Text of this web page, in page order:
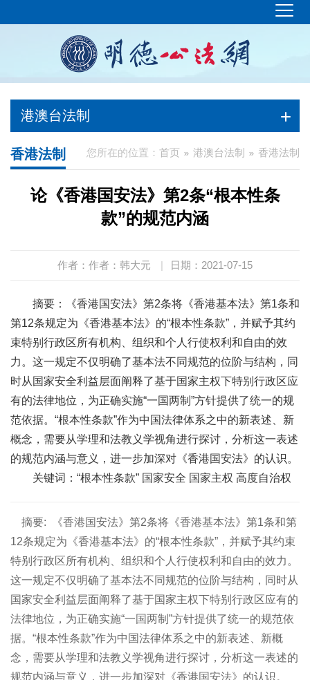
港澳台法制
您所在的位置： 首页 港澳台法制 香港法制
香港法制
论《香港国安法》第2条“根本性条
款”的规范内涵
作者：作者：韩大元 | 日期：2021-07-15
摘要：《香港国安法》第2条将《香港基本法》第1条和
第12条规定为《香港基本法》的“根本性条款”，并赋予其约
束特别行政区所有机构、组织和个人行使权利和自由的效
力。这一规定不仅明确了基本法不同规范的位阶与结构，同
时从国家安全利益层面阐释了基于国家主权下特别行政区应
有的法律地位，为正确实施“一国两制”方针提供了统一的规
范依据。“根本性条款”作为中国法律体系之中的新表述、新
概念，需要从学理和法教义学视角进行探讨，分析这一表述
的规范内涵与意义，进一步加深对《香港国安法》的认识。
关键词：“根本性条款” 国家安全 国家主权 高度自治权
摘要:
《香港国安法》第2条将《香港基本法》第1条和第
12条规定为《香港基本法》的“根本性条款”，并赋予其约束
特别行政区所有机构、组织和个人行使权利和自由的效力。
这一规定不仅明确了基本法不同规范的位阶与结构，同时从
国家安全利益层面阐释了基于国家主权下特别行政区应有的
法律地位，为正确实施“一国两制”方针提供了统一的规范依
据。“根本性条款”作为中国法律体系之中的新表述、新概
念，需要从学理和法教义学视角进行探讨，分析这一表述的
规范内涵与意义，进一步加深对《香港国安法》的认识。